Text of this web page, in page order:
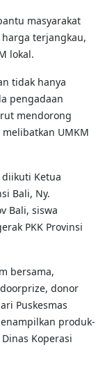
masyarakat
terjangkau,
lokal.
tidak hanya
pengadaan
mendorong
UMKM
Ketua
Bali, Ny.
Bali, siswa
PKK Provinsi
bersama,
donor
Puskesmas
produk-
Koperasi